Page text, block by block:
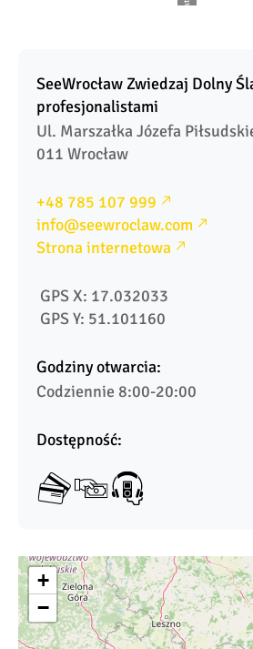
SeeWrocław Zwiedzaj Dolny
profesjonalistami
Ul. Marszałka Józefa
011 Wrocław
+48 785 107 999
info@seewroclaw.com
Strona internetowa
GPS X: 17.032033
GPS Y: 51.101160
Godziny otwarcia:
Codziennie 8:00-20:00
Dostępność:
+
−